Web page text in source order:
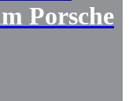
Porsche